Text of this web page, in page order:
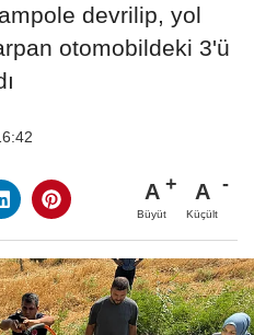
devrilip, yol
otomobildeki 3'ü
A
Büyüt
A
Küçült